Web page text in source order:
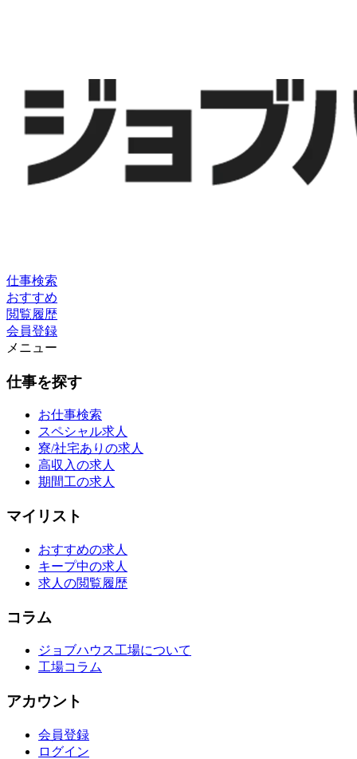
仕事検索
おすすめ
閲覧履歴
会員登録
メニュー
仕事を探す
お仕事検索
スペシャル求人
寮/社宅ありの求人
高収入の求人
期間工の求人
マイリスト
おすすめの求人
キープ中の求人
求人の閲覧履歴
コラム
ジョブハウス工場について
工場コラム
アカウント
会員登録
ログイン